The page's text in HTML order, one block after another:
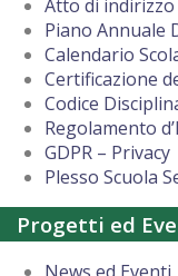
Atto di indirizzo
Piano Annuale
Calendario
Certificazione
Codice
Regolamento
GDPR – Privacy
Plesso Scuola
Progetti ed